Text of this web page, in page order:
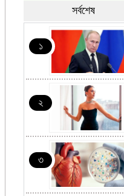
সর্বশেষ
১
২
৩